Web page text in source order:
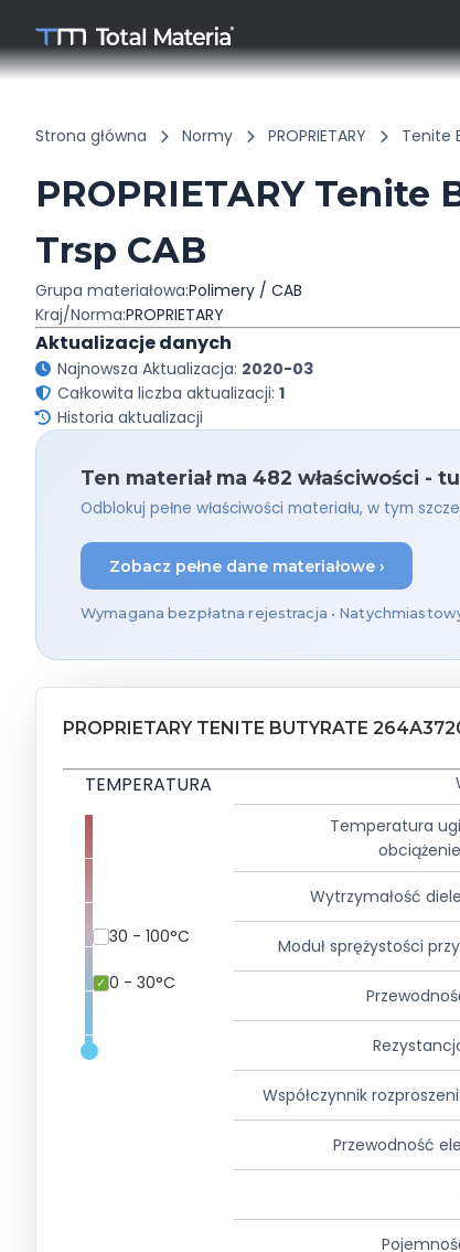
Strona główna Normy PROPRIETARY Tenite
PROPRIETARY Tenite
Trsp CAB
Grupa materiałowa:Polimery / CAB
Kraj/Norma:PROPRIETARY
Aktualizacje danych
Najnowsza Aktualizacja: 2020-03
Całkowita liczba aktualizacji: 1
Historia aktualizacji
Ten materiał ma 482 właściwości -
Odblokuj pełne właściwości materiału, w tym
Zobacz pełne dane materiałowe ›
Wymagana bezpłatna rejestracja •
PROPRIETARY TENITE BUTYRATE
TEMPERATURA
0 - 30°C
30 - 100°C
Temperatura
Wytrzymałość
Moduł sprężystości
Współczynnik
Przewodność